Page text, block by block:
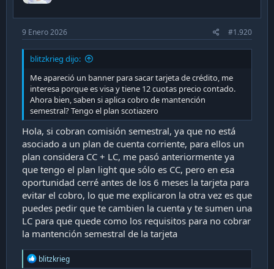
9 Enero 2026 #1.920
blitzkrieg dijo:
Me apareció un banner para sacar tarjeta de crédito, me
interesa porque es visa y tiene 12 cuotas precio contado.
Ahora bien, saben si aplica cobro de mantención
semestral? Tengo el plan scotiazero
Hola, si cobran comisión semestral, ya que no está
asociado a un plan de cuenta corriente, para ellos un
plan considera CC + LC, me pasó anteriormente ya
que tengo el plan light que sólo es CC, pero en esa
oportunidad cerré antes de los 6 meses la tarjeta para
evitar el cobro, lo que me explicaron la otra vez es que
puedes pedir que te cambien la cuenta y te sumen una
LC para que quede como los requisitos para no cobrar
la mantención semestral de la tarjeta
R
blitzkrieg